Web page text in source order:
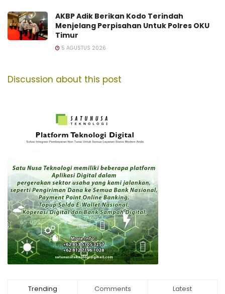
AKBP Adik Berikan Kodo Terindah
Menjelang Perpisahan Untuk Polres OKU
Timur
5 AGUSTUS 2026
Discussion about this post
Trending Comments Latest